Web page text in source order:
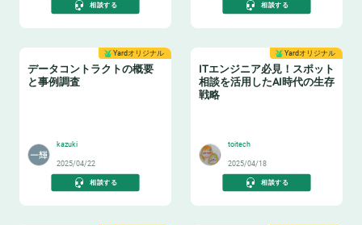
相談する 相談する
Yardオリジナル
データコントラクトの概要
と事例調査
kazuki
2025/04/22
相談する
Yardオリジナル
ITエンジニア必見！スポット
相談を活用したAI時代の生存
戦略
toitech
2025/04/18
相談する